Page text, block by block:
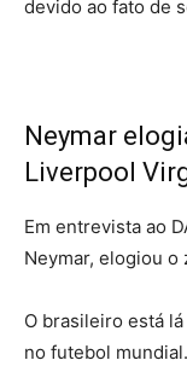
devido ao fato de
Neymar
Liverpool
Em entrevista ao
Neymar, elogiou
O brasileiro está
no futebol